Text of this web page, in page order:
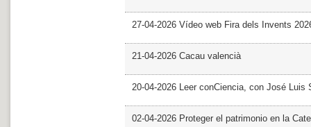
27-04-2026 Vídeo web Fira dels Invents
21-04-2026 Cacau valencià
20-04-2026 Leer conCiencia, con José Luis
02-04-2026 Proteger el patrimonio en la